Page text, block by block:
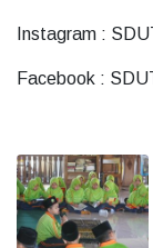
Instagram :
Facebook :